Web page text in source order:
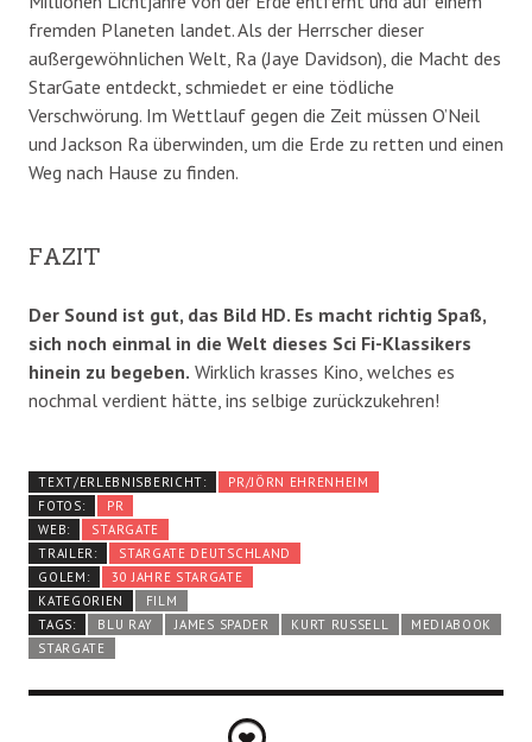
fremden Planeten landet. Als der Herrscher dieser
außergewöhnlichen Welt, Ra (Jaye Davidson), die Macht des
StarGate entdeckt, schmiedet er eine tödliche
Verschwörung. Im Wettlauf gegen die Zeit müssen O’Neil
und Jackson Ra überwinden, um die Erde zu retten und einen
Weg nach Hause zu finden.
FAZIT
Der Sound ist gut, das Bild HD. Es macht richtig Spaß,
sich noch einmal in die Welt dieses Sci Fi-Klassikers
hinein zu begeben. Wirklich krasses Kino, welches es
nochmal verdient hätte, ins selbige zurückzukehren!
TEXT/ERLEBNISBERICHT:
PR/JÖRN EHRENHEIM
FOTOS:
PR
WEB:
STARGATE
TRAILER:
STARGATE DEUTSCHLAND
GOLEM:
30 JAHRE STARGATE
KATEGORIEN
FILM
TAGS:
BLU RAY JAMES SPADER KURT RUSSELL
MEDIABOOK
STARGATE